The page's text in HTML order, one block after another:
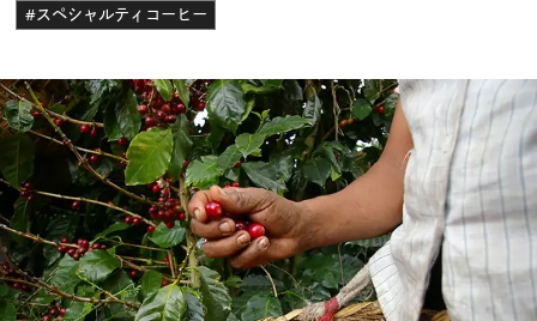
#スペシャルティコーヒー